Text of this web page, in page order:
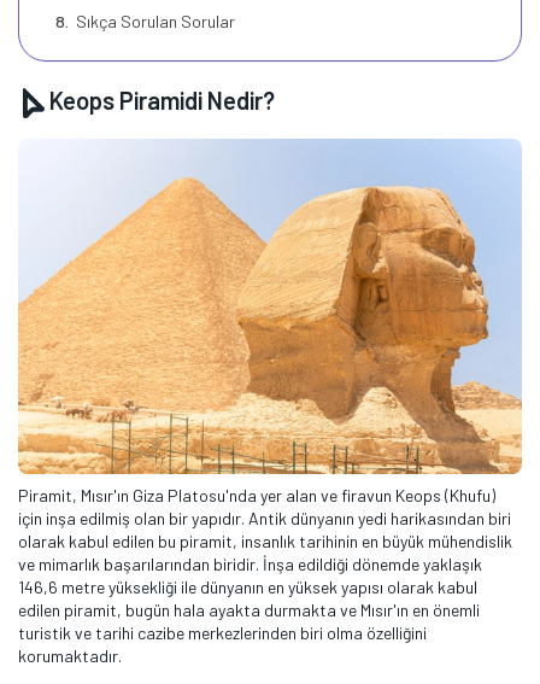
Sıkça Sorulan Sorular
Keops Piramidi Nedir?
Piramit, Mısır'ın Giza Platosu'nda yer alan ve firavun Keops (Khufu)
için inşa edilmiş olan bir yapıdır. Antik dünyanın yedi harikasından biri
olarak kabul edilen bu piramit, insanlık tarihinin en büyük mühendislik
ve mimarlık başarılarından biridir. İnşa edildiği dönemde yaklaşık
146,6 metre yüksekliği ile dünyanın en yüksek yapısı olarak kabul
edilen piramit, bugün hala ayakta durmakta ve Mısır'ın en önemli
turistik ve tarihi cazibe merkezlerinden biri olma özelliğini
korumaktadır.